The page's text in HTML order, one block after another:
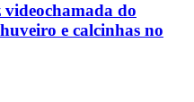
videochamada do
e calcinhas no